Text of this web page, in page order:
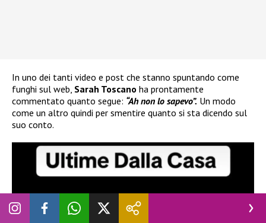
In uno dei tanti video e post che stanno spuntando come
funghi sul web, Sarah Toscano ha prontamente
commentato quanto segue: “Ah non lo sapevo”. Un modo
come un altro quindi per smentire quanto si sta dicendo sul
suo conto.